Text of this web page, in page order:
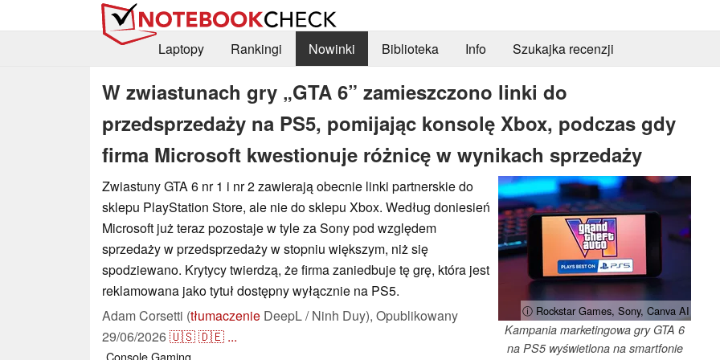
Laptopy Rankingi Nowinki Biblioteka Info Szukajka recenzji
W zwiastunach gry „GTA 6” zamieszczono linki do
przedsprzedaży na PS5, pomijając konsolę Xbox, podczas gdy
firma Microsoft kwestionuje różnicę w wynikach sprzedaży
ⓘ Rockstar Games, Sony, Canva AI
Kampania marketingowa gry GTA 6
na PS5 wyświetlona na smartfonie
Zwiastuny GTA 6 nr 1 i nr 2 zawierają obecnie linki partnerskie do
sklepu PlayStation Store, ale nie do sklepu Xbox. Według doniesień
Microsoft już teraz pozostaje w tyle za Sony pod względem
sprzedaży w przedsprzedaży w stopniu większym, niż się
spodziewano. Krytycy twierdzą, że firma zaniedbuje tę grę, która jest
reklamowana jako tytuł dostępny wyłącznie na PS5.
Adam Corsetti (tłumaczenie DeepL / Ninh Duy), Opublikowany
29/06/2026🇺🇸🇩🇪 ...
ConsoleGaming